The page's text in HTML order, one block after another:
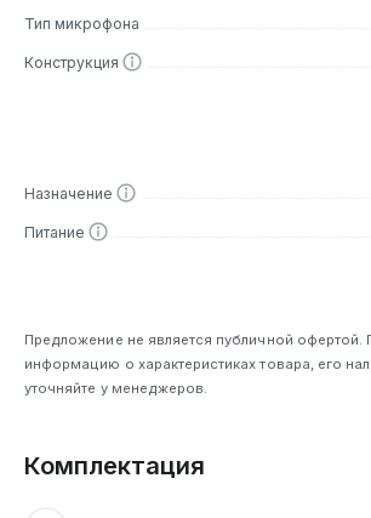
Тип микрофона
Конструкция
Назначение
Питание
Предложение не является публичной
информацию о характеристиках товара, его
уточняйте у менеджеров.
Комплектация